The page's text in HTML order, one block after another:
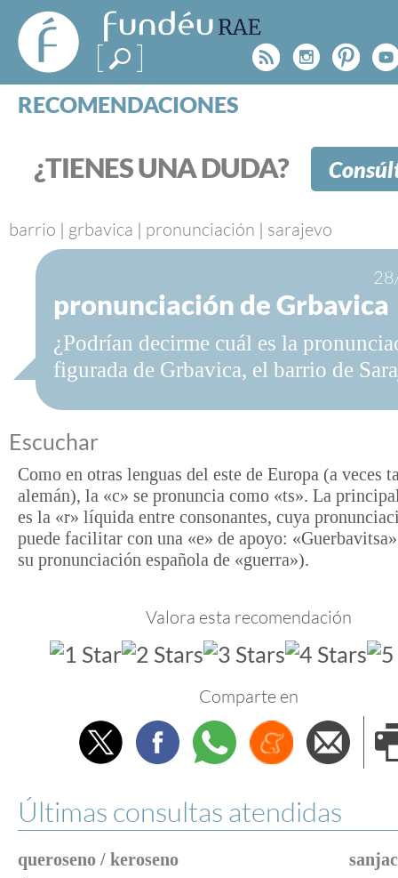
FundéuRAE
- Fundación
del Español
Urgente
Rss
RECOMENDACIONES
CATEGORÍAS
ESPECIALES
BLOG
NOTICIAS
SOBRE LA FUNDÉURAE
FundéuRAE es una fundación patrocinada por la
y la Real Academia Española, cuyo objetivo es
el buen uso del español en los medios de
Internet.
¿TIENES UNA DUDA?
barrio | grbavica | pronunciación | sarajevo
pronunciación de Grbavica
¿Podrían decirme cuál es la
figurada de Grbavica, el barrio de
Escuchar
Como en otras lenguas del este de Europa (a veces
alemán), la «c» se pronuncia como «ts». La
es la «r» líquida entre consonantes, cuya
puede facilitar con una «e» de apoyo:
su pronunciación española de «guerra»).
Valora esta recomendación
Comparte en
TwitterFacebookWhatsappMenéame
Últimas consultas atendidas
queroseno / keroseno